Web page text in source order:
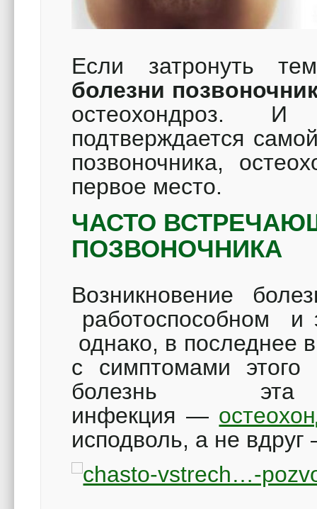
Если затронуть
болезни
остеохондроз. И
подтверждается
позвоночника,
первое место.
ЧАСТО
ПОЗВОНОЧНИКА
Возникновение
работоспособном и
однако, в последнее
с симптомами этого
болезнь
инфекция —
исподволь, а не